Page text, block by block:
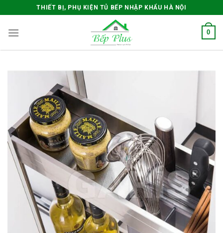
to
content
THIẾT BỊ, PHỤ KIỆN TỦ BẾP NHẬP KHẨU HÀ NỘI
0